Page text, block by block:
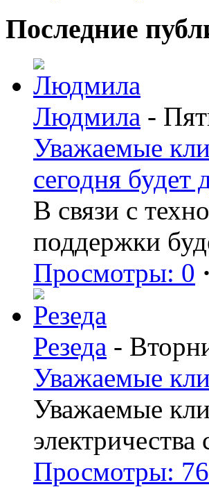
Последние
Людмила -
Уважаемые
сегодня будет
В связи с
поддержки
Просмотры: 0 ·
Резеда -
Уважаемые
Уважаемые
Просмотры: